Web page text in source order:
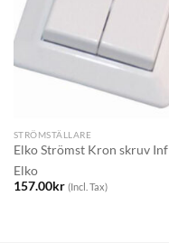
STRÖMSTÄLLARE
Elko Strömst Kron skruv Inf
Elko
157.00kr (Incl. Tax)